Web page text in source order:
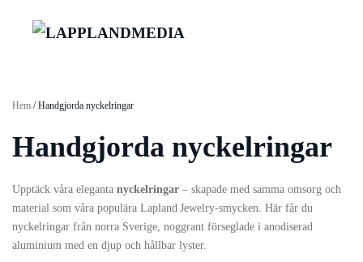
Hem / Handgjorda nyckelringar
Handgjorda nyckelringar
Upptäck våra eleganta nyckelringar – skapade med samma omsorg och
material som våra populära Lapland Jewelry‑smycken. Här får du
nyckelringar från norra Sverige, noggrant förseglade i anodiserad
aluminium med en djup och hållbar lyster.